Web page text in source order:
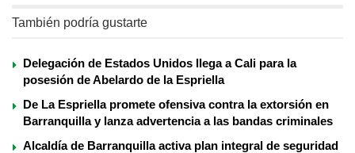
También podría gustarte
Delegación de Estados Unidos llega a Cali para la
posesión de Abelardo de la Espriella
De La Espriella promete ofensiva contra la extorsión en
Barranquilla y lanza advertencia a las bandas criminales
Alcaldía de Barranquilla activa plan integral de seguridad